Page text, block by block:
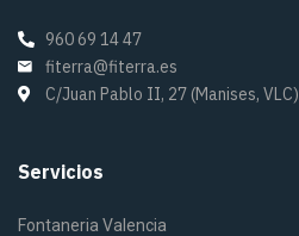
960 69 14 47
fiterra@fiterra.es
C/Juan Pablo II, 27 (Manises, VLC)
Servicios
Fontaneria Valencia